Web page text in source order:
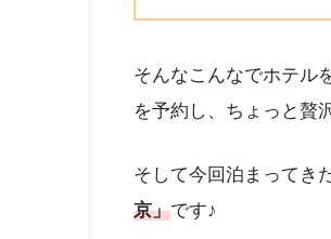
そんなこんなでホテル
を予約し、ちょっと贅
そして今回泊まってき
京」です♪